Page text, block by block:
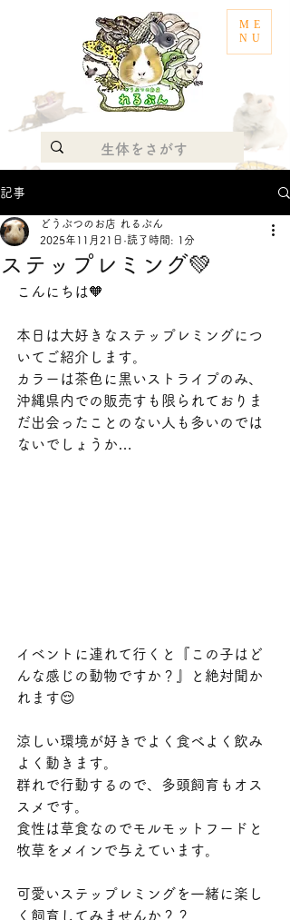
ME
NU
記事
ステップレミング💚
どうぶつのお店 れるぶん
2025年11月21日 読了時間: 1分
こんにちは🧡
本日は大好きなステップレミングにつ
いてご紹介します。
カラーは茶色に黒いストライプのみ、
沖縄県内での販売すも限られておりま
だ出会ったことのない人も多いのでは
ないでしょうか…
イベントに連れて行くと『この子はど
んな感じの動物ですか？』と絶対聞か
れます😌
涼しい環境が好きでよく食べよく飲み
よく動きます。
群れで行動するので、多頭飼育もオス
スメです。
食性は草食なのでモルモットフードと
牧草をメインで与えています。
可愛いステップレミングを一緒に楽し
く飼育してみませんか？？